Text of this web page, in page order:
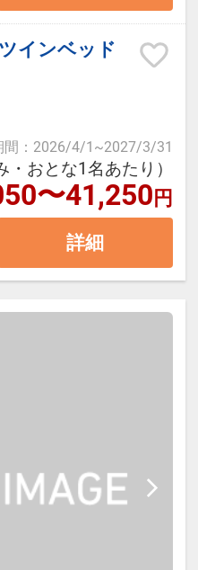
BBQスタイル
しらえしたBBQ食
テンダントがキャ
、調理をお客さま
頂きます。食材・
て藤乃煌がご準
・調理の仕方のマ
しておりますの
ただきます。
インベッド
間 ： 2026/4/1 ~2027/3/31
おとな1名あたり）
〜41,250円
詳細